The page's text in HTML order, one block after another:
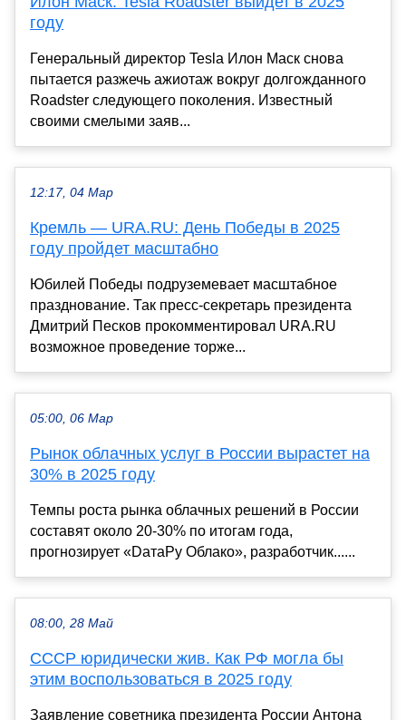
году
Генеральный директор Tesla Илон Маск снова
пытается разжечь ажиотаж вокруг долгожданного
Roadster следующего поколения. Известный
своими смелыми заяв...
12:17, 04 Мар
Кремль — URA.RU: День Победы в 2025
году пройдет масштабно
Юбилей Победы подруземевает масштабное
празднование. Так пресс-секретарь президента
Дмитрий Песков прокомментировал URA.RU
возможное проведение торже...
05:00, 06 Мар
Рынок облачных услуг в России вырастет на
30% в 2025 году
Темпы роста рынка облачных решений в России
составят около 20-30% по итогам года,
прогнозирует «DатаРу Облако», разработчик......
08:00, 28 Май
СССР юридически жив. Как РФ могла бы
этим воспользоваться в 2025 году
Заявление советника президента России Антона